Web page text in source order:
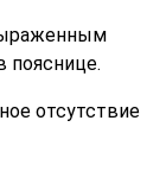
пояснице.
отсутствие